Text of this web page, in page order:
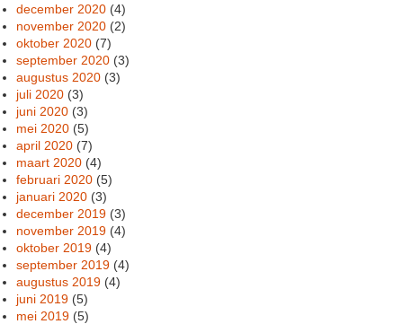
december 2020 (4)
november 2020 (2)
oktober 2020 (7)
september 2020 (3)
augustus 2020 (3)
juli 2020 (3)
juni 2020 (3)
mei 2020 (5)
april 2020 (7)
maart 2020 (4)
februari 2020 (5)
januari 2020 (3)
december 2019 (3)
november 2019 (4)
oktober 2019 (4)
september 2019 (4)
augustus 2019 (4)
juni 2019 (5)
mei 2019 (5)